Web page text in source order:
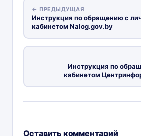
← ПРЕДЫДУЩАЯ
Инструкция по обращению с
кабинетом Nalog.gov.by
Инструкция по
кабинетом
Оставить комментарий